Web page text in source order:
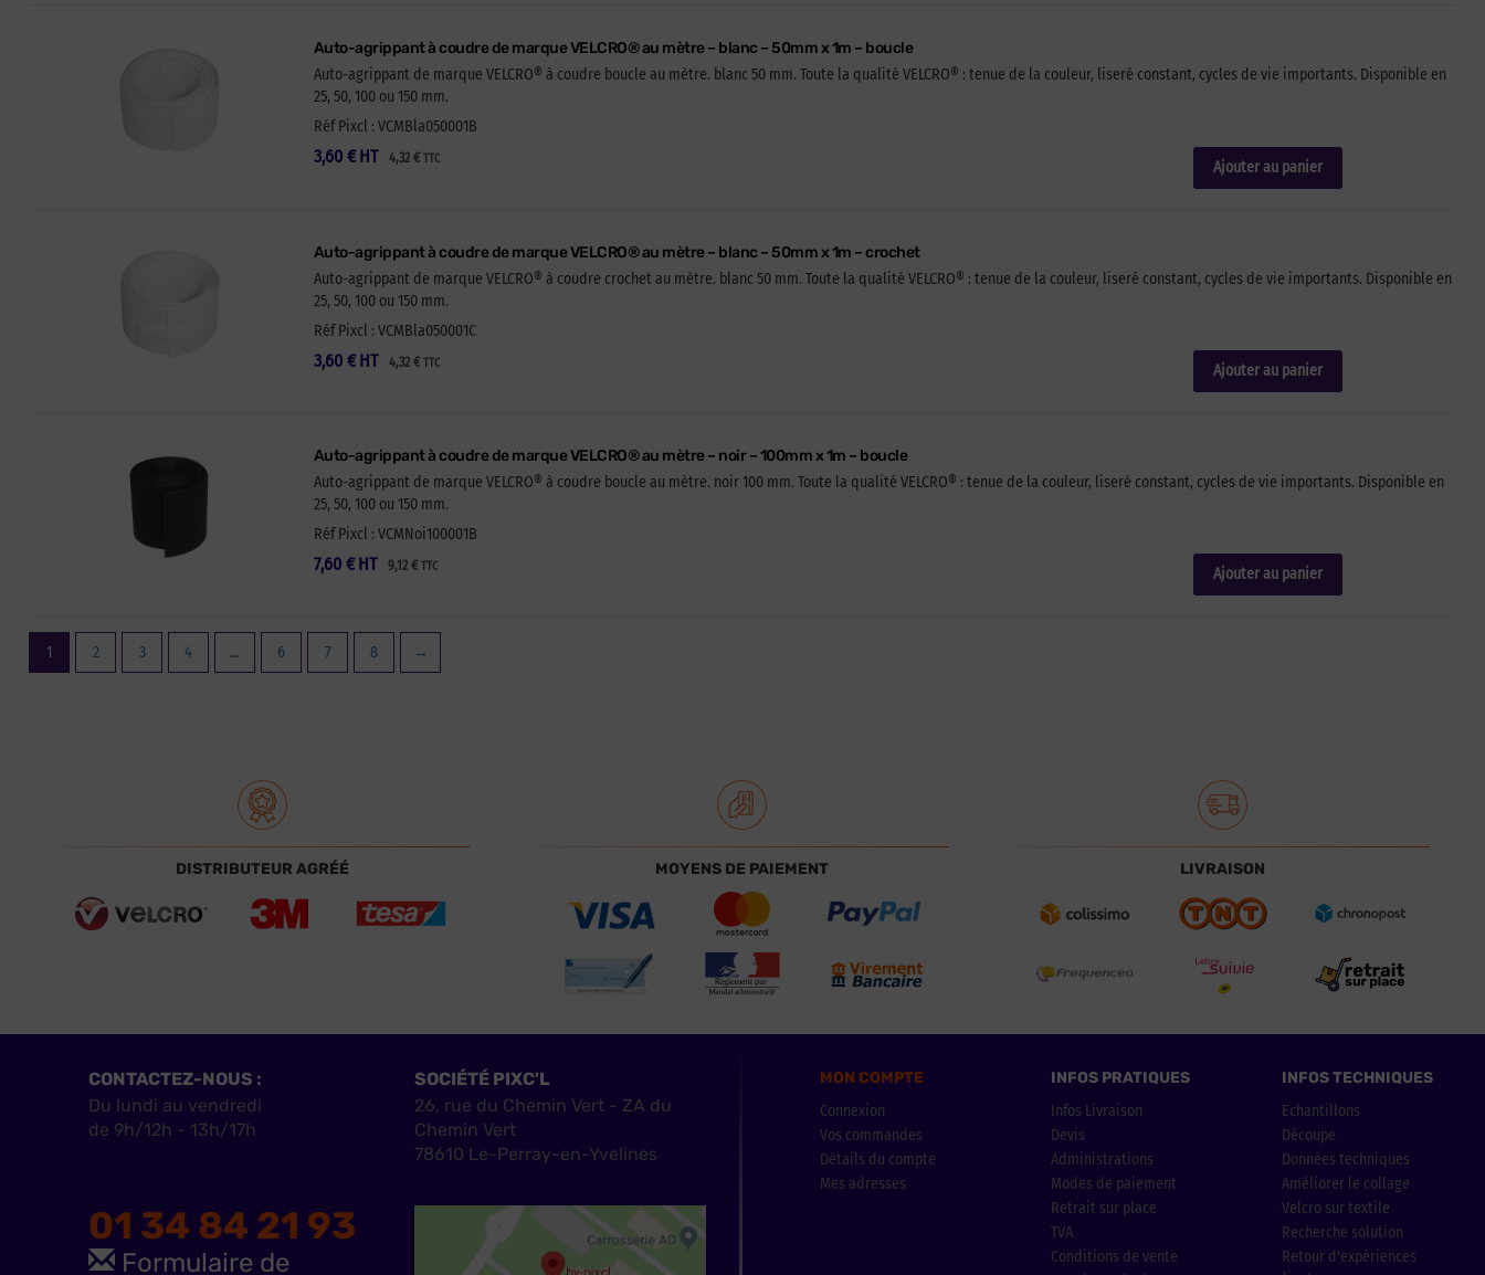
Auto-agrippant à coudre de marque VELCRO® au mètre – blanc – 50mm x 1m – boucle
Auto-agrippant de marque VELCRO® à coudre boucle au mètre. blanc 50 mm. Toute la qualité VELCRO® : tenue de la couleur, liseré constant, cycles de vie importants. Disponible en
25, 50, 100 ou 150 mm.
Réf Pixcl : VCMBla050001B
3,60 € 4,32 €TTC
HT Ajouter au panier
Auto-agrippant à coudre de marque VELCRO® au mètre – blanc – 50mm x 1m – crochet
Auto-agrippant de marque VELCRO® à coudre crochet au mètre. blanc 50 mm. Toute la qualité VELCRO® : tenue de la couleur, liseré constant, cycles de vie importants. Disponible en
25, 50, 100 ou 150 mm.
Réf Pixcl : VCMBla050001C
3,60 € 4,32 €TTC
HT Ajouter au panier
Auto-agrippant à coudre de marque VELCRO® au mètre – noir – 100mm x 1m – boucle
Auto-agrippant de marque VELCRO® à coudre boucle au mètre. noir 100 mm. Toute la qualité VELCRO® : tenue de la couleur, liseré constant, cycles de vie importants. Disponible en
25, 50, 100 ou 150 mm.
Réf Pixcl : VCMNoi100001B
7,60 € 9,12 €TTC
HT Ajouter au panier
1 2 3 4 … 6 7 8 →
DISTRIBUTEUR AGRÉÉ MOYENS DE PAIEMENT LIVRAISON
CONTACTEZ-NOUS :
Du lundi au vendredi
de 9h/12h - 13h/17h
01 34 84 21 93
Formulaire de
SOCIÉTÉ PIXC'L
26, rue du Chemin Vert - ZA du
Chemin Vert
78610 Le-Perray-en-Yvelines
MON COMPTE
Connexion
Vos commandes
Détails du compte
Mes adresses
INFOS PRATIQUES
Infos Livraison
Devis
Administrations
Modes de paiement
Retrait sur place
TVA
Conditions de vente
INFOS TECHNIQUES
Echantillons
Découpe
Données techniques
Améliorer le collage
Velcro sur textile
Recherche solution
Retour d'expériences